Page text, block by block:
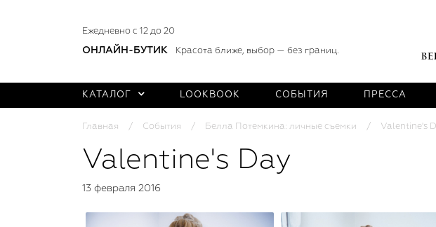
Ежедневно с 12 до 20
ОНЛАЙН-БУТИК Красота ближе, выбор — без границ.
КАТАЛОГ LOOKBOOK СОБЫТИЯ ПРЕССА
Главная События Белла Потемкина: личные съемки Valentine's
Valentine's Day
13 февраля 2016